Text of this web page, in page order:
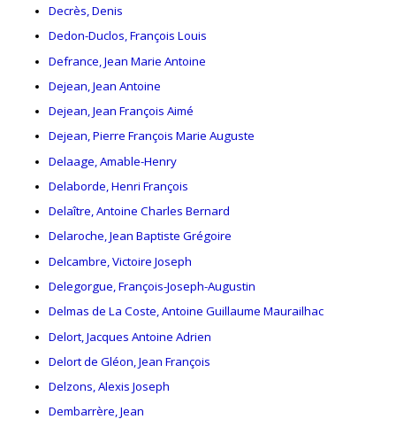
Decrès, Denis
Dedon-Duclos, François Louis
Defrance, Jean Marie Antoine
Dejean, Jean Antoine
Dejean, Jean François Aimé
Dejean, Pierre François Marie Auguste
Delaage, Amable-Henry
Delaborde, Henri François
Delaître, Antoine Charles Bernard
Delaroche, Jean Baptiste Grégoire
Delcambre, Victoire Joseph
Delegorgue, François-Joseph-Augustin
Delmas de La Coste, Antoine Guillaume Maurailhac
Delort, Jacques Antoine Adrien
Delort de Gléon, Jean François
Delzons, Alexis Joseph
Dembarrère, Jean